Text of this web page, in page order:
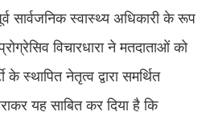
सार्वजनिक स्वास्थ्य अधिकारी के रूप
विचारधारा ने मतदाताओं को
के स्थापित नेतृत्व द्वारा समर्थित
यह साबित कर दिया है कि